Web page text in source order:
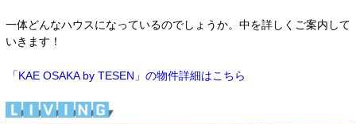
一体どんなハウスになっているのでしょうか。中を詳しくご案内して
いきます！
「KAE OSAKA by TESEN」の物件詳細はこちら